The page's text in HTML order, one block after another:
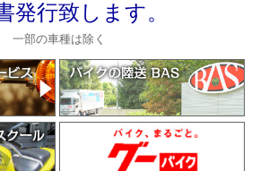
発行致します。
一部の車種は除く